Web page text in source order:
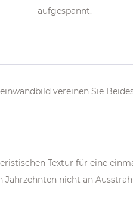
aufgespannt.
vereinen Sie
Textur für eine
nicht an